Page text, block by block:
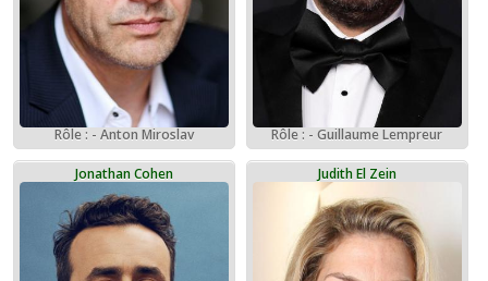
Rôle : - Anton Miroslav Rôle : - Guillaume Lempreur
Jonathan Cohen Judith El Zein